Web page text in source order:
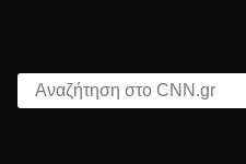
Αναζήτηση στο CNN.gr